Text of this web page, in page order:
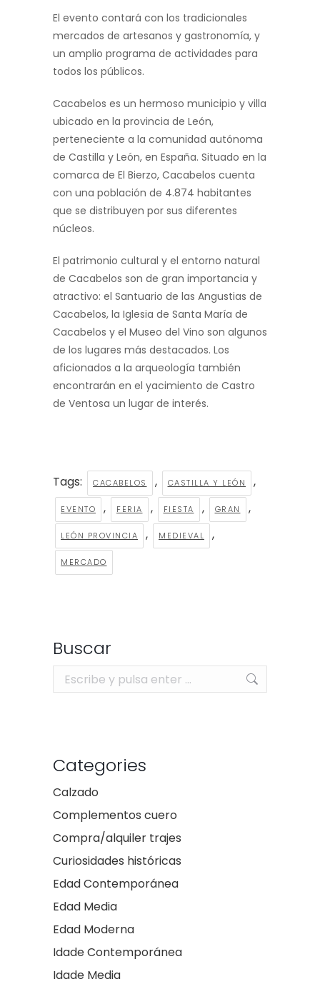
El evento contará con los tradicionales
mercados de artesanos y gastronomía, y
un amplio programa de actividades para
todos los públicos.
Cacabelos es un hermoso municipio y villa
ubicado en la provincia de León,
perteneciente a la comunidad autónoma
de Castilla y León, en España. Situado en la
comarca de El Bierzo, Cacabelos cuenta
con una población de 4.874 habitantes
que se distribuyen por sus diferentes
núcleos.
El patrimonio cultural y el entorno natural
de Cacabelos son de gran importancia y
atractivo: el Santuario de las Angustias de
Cacabelos, la Iglesia de Santa María de
Cacabelos y el Museo del Vino son algunos
de los lugares más destacados. Los
aficionados a la arqueología también
encontrarán en el yacimiento de Castro
de Ventosa un lugar de interés.
Tags: CACABELOS , CASTILLA Y LEÓN ,
EVENTO , FERIA , FIESTA , GRAN ,
LEÓN PROVINCIA , MEDIEVAL ,
MERCADO
Buscar
Buscar:
Categories
Calzado
Complementos cuero
Compra/alquiler trajes
Curiosidades históricas
Edad Contemporánea
Edad Media
Edad Moderna
Idade Contemporánea
Idade Media